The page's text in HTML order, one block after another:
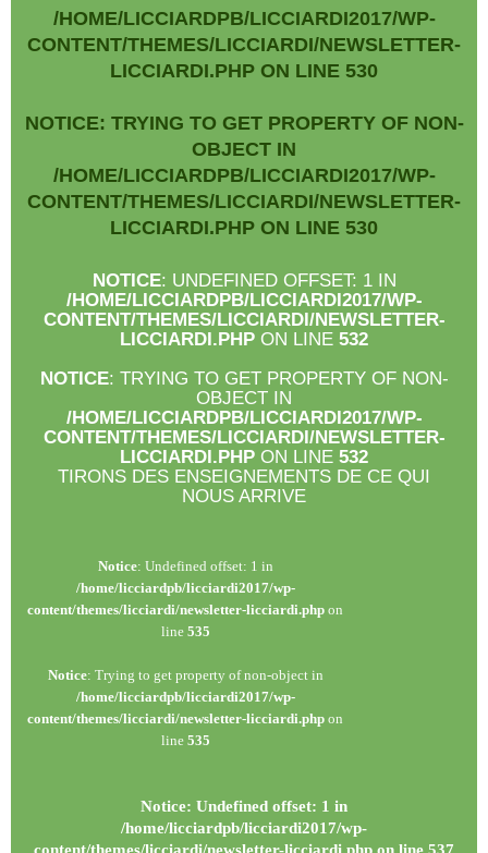
/HOME/LICCIARDPB/LICCIARDI2017/WP-
CONTENT/THEMES/LICCIARDI/NEWSLETTER-
LICCIARDI.PHP ON LINE 530
NOTICE: TRYING TO GET PROPERTY OF NON-
OBJECT IN
/HOME/LICCIARDPB/LICCIARDI2017/WP-
CONTENT/THEMES/LICCIARDI/NEWSLETTER-
LICCIARDI.PHP ON LINE 530
NOTICE: UNDEFINED OFFSET: 1 IN
/HOME/LICCIARDPB/LICCIARDI2017/WP-
CONTENT/THEMES/LICCIARDI/NEWSLETTER-
LICCIARDI.PHP ON LINE 532
NOTICE: TRYING TO GET PROPERTY OF NON-
OBJECT IN
/HOME/LICCIARDPB/LICCIARDI2017/WP-
CONTENT/THEMES/LICCIARDI/NEWSLETTER-
LICCIARDI.PHP ON LINE 532
TIRONS DES ENSEIGNEMENTS DE CE QUI
NOUS ARRIVE
Notice: Undefined offset: 1 in
/home/licciardpb/licciardi2017/wp-
content/themes/licciardi/newsletter-licciardi.php on
line 535
Notice: Trying to get property of non-object in
/home/licciardpb/licciardi2017/wp-
content/themes/licciardi/newsletter-licciardi.php on
line 535
Notice: Undefined offset: 1 in
/home/licciardpb/licciardi2017/wp-